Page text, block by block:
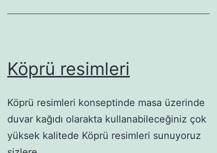
Köprü resimleri
Köprü resimleri konseptinde masa üzerinde
duvar kağıdı olarakta kullanabileceğiniz çok
yüksek kalitede Köprü resimleri sunuyoruz